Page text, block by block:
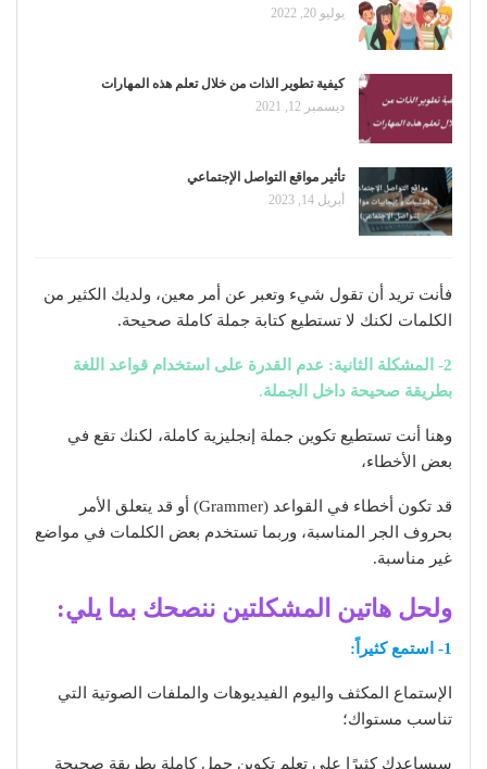
يوليو 20, 2022
كيفية تطوير الذات من خلال تعلم هذه المهارات
ديسمبر 12, 2021
تأثير مواقع التواصل الإجتماعي
أبريل 14, 2023
فأنت تريد أن تقول شيء وتعبر عن أمر معين، ولديك الكثير من
الكلمات لكنك لا تستطيع كتابة جملة كاملة صحيحة.
2- المشكلة الثانية: عدم القدرة على استخدام قواعد اللغة
بطريقة صحيحة داخل الجملة.
وهنا أنت تستطيع تكوين جملة إنجليزية كاملة، لكنك تقع في
بعض الأخطاء،
قد تكون أخطاء في القواعد (Grammer) أو قد يتعلق الأمر
بحروف الجر المناسبة، وربما تستخدم بعض الكلمات في مواضع
غير مناسبة.
ولحل هاتين المشكلتين ننصحك بما يلي:
1- استمع كثيراً:
الإستماع المكثف واليوم الفيديوهات والملفات الصوتية التي
تناسب مستواك؛
سيساعدك كثيرًا على تعلم تكوين جمل كاملة بطريقة صحيحة